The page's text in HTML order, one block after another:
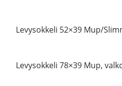
Levysokkeli 52×39 Mup/
Levysokkeli 78×39 Mup,